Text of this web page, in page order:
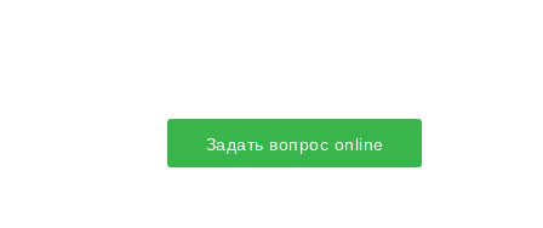
Задать вопрос online